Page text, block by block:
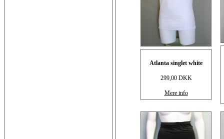
Atlanta singlet white
299,00 DKK
Mere info